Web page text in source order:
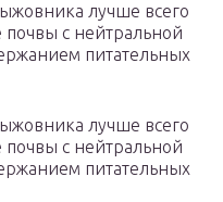
лучше всего
почвы с нейтральной
питательных
лучше всего
почвы с нейтральной
питательных